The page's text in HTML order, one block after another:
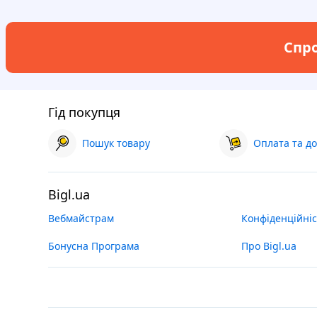
Гід покупця
Пошук товару Оплата та
Bigl.ua
Вебмайстрам
Бонусна Програма Про Bigl.ua